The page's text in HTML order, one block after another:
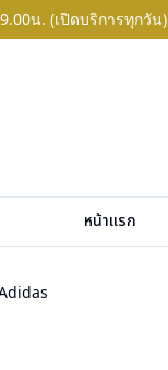
น. (เปิดบริการทุกวัน)
หน้าแรก